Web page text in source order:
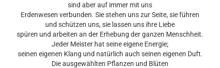
sind aber auf immer mit uns
Erdenwesen verbunden. Sie stehen uns zur Seite, sie führen
und schützen uns, sie lassen uns ihre Liebe
spüren und arbeiten an der Erhebung der ganzen Menschheit.
Jeder Meister hat seine eigene Energie;
seinen eigenen Klang und natürlich auch seinen eigenen Duft.
Die ausgewählten Pflanzen und Blüten